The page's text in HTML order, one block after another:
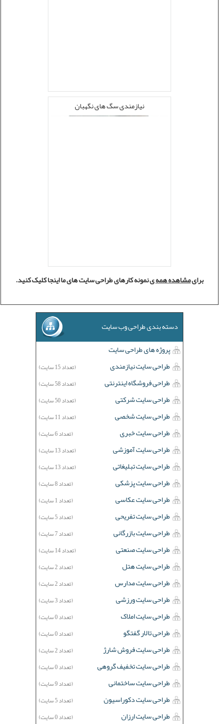
نیازمندی سگ های نگهبان
برایمشاهده همهی نمونه کارهای طراحی سایت های ما اینجا کلیک کنید.
دسته بندی طراحی وب سایت
پروژه های طراحی سایت
طراحی سایت نیازمندی
(تعداد 15 سایت)
طراحی فروشگاه اینترنتی (تعداد 58 سایت)
طراحی سایت شرکتی (تعداد 50 سایت)
طراحی سایت شخصی (تعداد 11 سایت)
طراحی سایت خبری (تعداد 6 سایت)
طراحی سایت آموزشی (تعداد 13 سایت)
طراحی سایت تبلیغاتی (تعداد 13 سایت)
طراحی سایت پزشکی (تعداد 8 سایت)
طراحی سایت عکاسی (تعداد 1 سایت)
طراحی سایت تفریحی (تعداد 5 سایت)
طراحی سایت بازرگانی (تعداد 7 سایت)
طراحی سایت صنعتی (تعداد 14 سایت)
طراحی سایت هتل (تعداد 2 سایت)
طراحی سایت مدارس (تعداد 2 سایت)
طراحی سایت ورزشی (تعداد 3 سایت)
طراحی سایت املاک (تعداد 0 سایت)
طراحی تالار گفتگو (تعداد 0 سایت)
طراحی سایت فروش شارژ (تعداد 2 سایت)
طراحی سایت تخفیف گروهی (تعداد 0 سایت)
طراحی سایت ساختمانی (تعداد 9 سایت)
طراحی سایت دکوراسیون (تعداد 5 سایت)
طراحی سایت ارزان (تعداد 0 سایت)